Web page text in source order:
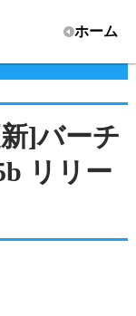
ホーム
]バーチ
リリー